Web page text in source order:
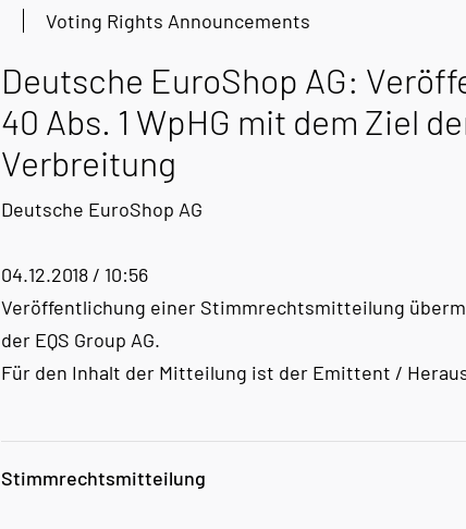
Voting Rights Announcements
Deutsche EuroShop AG:
40 Abs. 1 WpHG mit dem Ziel
Verbreitung
Deutsche EuroShop AG
04.12.2018 / 10:56
Veröffentlichung einer Stimmrechtsmitteilung
der EQS Group AG.
Für den Inhalt der Mitteilung ist der Emittent /
Stimmrechtsmitteilung